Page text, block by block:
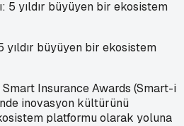
yıldır büyüyen bir ekosistem
Insurance Awards (Smart-i
inovasyon kültürünü
platformu olarak yoluna